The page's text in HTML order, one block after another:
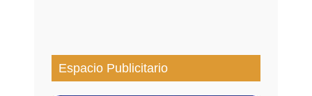
Espacio Publicitario